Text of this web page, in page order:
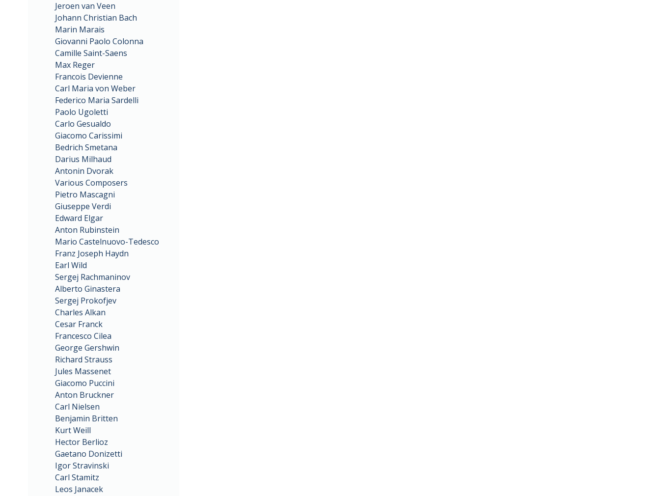
Jeroen van Veen
Johann Christian Bach
Marin Marais
Giovanni Paolo Colonna
Camille Saint-Saens
Max Reger
Francois Devienne
Carl Maria von Weber
Federico Maria Sardelli
Paolo Ugoletti
Carlo Gesualdo
Giacomo Carissimi
Bedrich Smetana
Darius Milhaud
Antonin Dvorak
Various Composers
Pietro Mascagni
Giuseppe Verdi
Edward Elgar
Anton Rubinstein
Mario Castelnuovo-Tedesco
Franz Joseph Haydn
Earl Wild
Sergej Rachmaninov
Alberto Ginastera
Sergej Prokofjev
Charles Alkan
Cesar Franck
Francesco Cilea
George Gershwin
Richard Strauss
Jules Massenet
Giacomo Puccini
Anton Bruckner
Carl Nielsen
Benjamin Britten
Kurt Weill
Hector Berlioz
Gaetano Donizetti
Igor Stravinski
Carl Stamitz
Leos Janacek